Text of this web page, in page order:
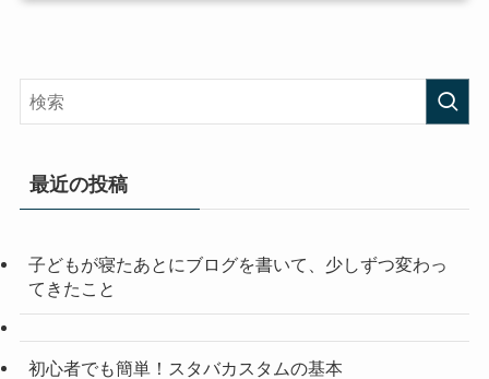
最近の投稿
子どもが寝たあとにブログを書いて、少しずつ変わっ
てきたこと
初心者でも簡単！スタバカスタムの基本